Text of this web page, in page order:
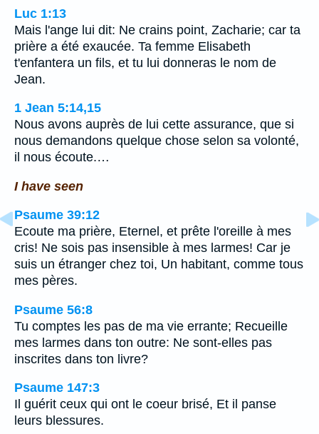
Luc 1:13
Mais l'ange lui dit: Ne crains point, Zacharie; car ta
prière a été exaucée. Ta femme Elisabeth
t'enfantera un fils, et tu lui donneras le nom de
Jean.
1 Jean 5:14,15
Nous avons auprès de lui cette assurance, que si
nous demandons quelque chose selon sa volonté,
il nous écoute.…
I have seen
Psaume 39:12
Ecoute ma prière, Eternel, et prête l'oreille à mes
cris! Ne sois pas insensible à mes larmes! Car je
suis un étranger chez toi, Un habitant, comme tous
mes pères.
Psaume 56:8
Tu comptes les pas de ma vie errante; Recueille
mes larmes dans ton outre: Ne sont-elles pas
inscrites dans ton livre?
Psaume 147:3
Il guérit ceux qui ont le coeur brisé, Et il panse
leurs blessures.